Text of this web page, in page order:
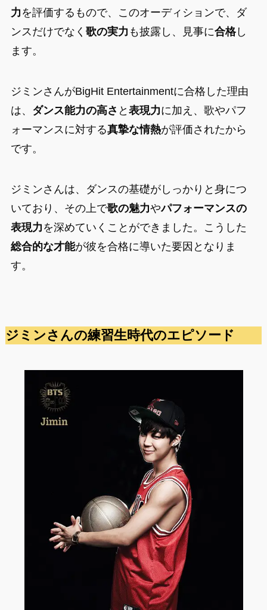
力 を評価するもので、このオーディションで、ダ
ンスだけでなく 歌の実力 も披露し、見事に合格し
ます。
ジミンさんがBigHit Entertainmentに合格した理由
は、 ダンス能力の高さ と 表現力に加え、歌やパフ
ォーマンスに対する真摯な情熱が評価されたから
です。
ジミンさんは、ダンスの基礎がしっかりと身につ
いており、その上で歌の魅力やパフォーマンスの
表現力 を深めていくことができました。こうした
総合的な才能が彼を合格に導いた要因となりま
す。
ジミンさんの練習生時代のエピソード